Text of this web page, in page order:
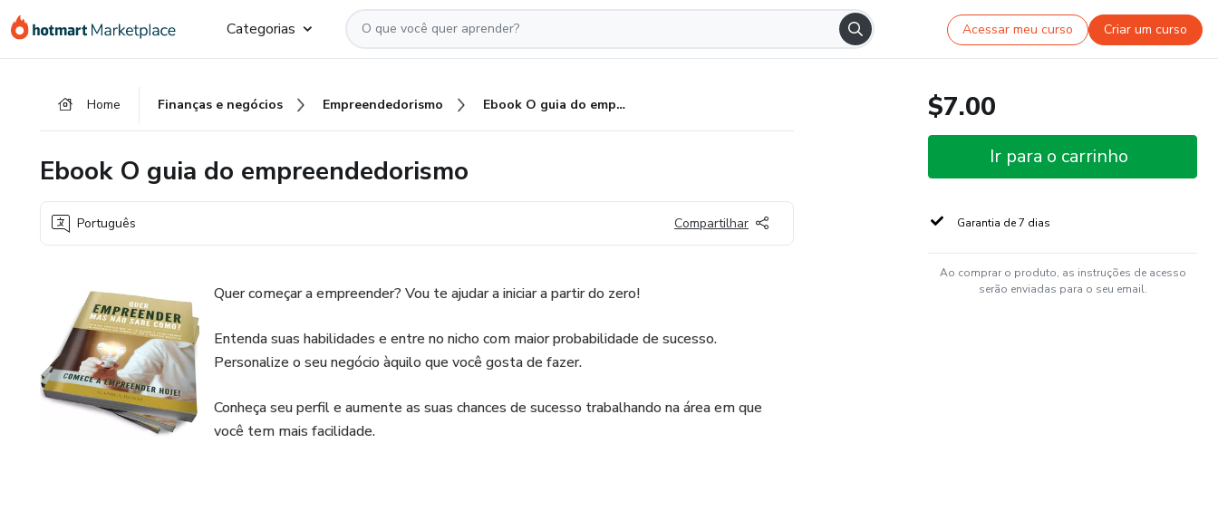
para
para
para
Categorias Acessar meu curso Criar um curso
Home Finanças e negócios Empreendedorismo Ebook O guia do empreendedorismo
Ebook O guia do empreendedorismo
Português Compartilhar
Quer começar a empreender? Vou te ajudar a iniciar a partir do zero!
Entenda suas habilidades e entre no nicho com maior probabilidade de sucesso.
Personalize o seu negócio àquilo que você gosta de fazer.
Conheça seu perfil e aumente as suas chances de sucesso trabalhando na área em que
você tem mais facilidade.
$7.00
Ir para o carrinho
Garantia de 7 dias
Ao comprar o produto, as instruções de acesso
serão enviadas para o seu email.